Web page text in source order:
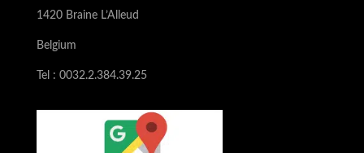
1420 Braine L’Alleud
Belgium
Tel : 0032.2.384.39.25